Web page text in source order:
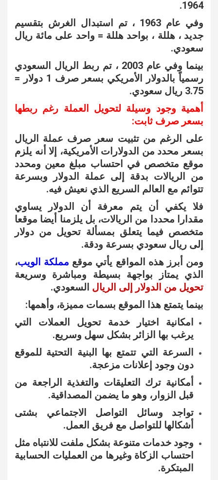
1964.
وفي عام 1963 ، تم استبدال الغرش بتقسيم
جديد ، هللة ، بواحد هللة = واحد على مائة ريال
سعودي.
بينما وفي عام 2003 ، تم ربط الريال السعودي
رسمياً بالدولار الأمريكي بسعر صرف 1 دولار =
3.75 ريال سعودي.
أهمية وجود وسيلة لتحويل العملة رغم ربطها
بسعر صرف ثابت:
على الرغم من تثبيت سعر صرف عملة الريال
بسعر محدد من الدولارات الأمريكية، إلا أنه يلزم
موقع متخصص في احتساب مبلغ معين ومحدد
من الريالات بدقة إلى عملة الدولار وبسرعة
تتوائم مع العالم السريع الذي نعيش فيه.
فلا يكفي أن يتم معرفة أن الدولار يساوي
مقدارا محددا من الريالات، بل يلزمنا أيضا موقعا
متخصص فيما يتعلق بمسألة تحويل من دولار
إلى ريال سعودي بسرعة ودقة.
ومن أبرز هذه المواقع يأتي موقع مملكة الويب،
الذي يمتاز بواجهة بسيطة ومباشرة وسريعة
تحويل من الدولار إلى الريال السعودي.
بينما يتمتع هذا الموقع بسمات مميزة، وأهمها:
امكانية اختيار خدمة تحويل العملات التي
يرغب بها الزائر بشكل سهل وسريع.
السرعة التي تتمتع بها البنية التحتية للموقع
دون وجود إعلانات مزعجة.
أمكانية ترك التعليقات والتغذية الراجعة من
قبل الزوار، وهو ما يضمن المصداقية.
تواجد وسائل التواصل الاجتماعي بشتى
أشكالها للتواصل مع فريق العمل.
وجود خدمات متنوعة بشكل ملفت للانتباه مثل
احتساب الزكاة وغيرها من العمليات الحسابية
المبتكرة.